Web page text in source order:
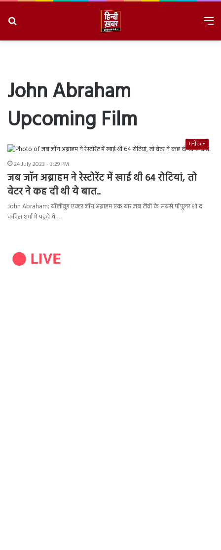
John Abraham
Upcoming Film
मनोरंजन
24 July 2023 - 3:29 PM
जब जॉन अब्राहम ने रेस्टोरेंट में खाई थी 64 रोटियां, तो
वेटर ने कह दी थी ये बात..
John Abraham: बॉलीवुड एक्टर जॉन अब्राहम एक बार जब टीवी के सबसे पॉपुलर शो द
कपिल शर्मा में पहुंचे थे…